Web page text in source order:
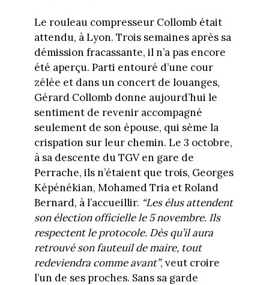
Le rouleau compresseur Collomb était
attendu, à Lyon. Trois semaines après sa
démission fracassante, il n’a pas encore
été aperçu. Parti entouré d’une cour
zélée et dans un concert de louanges,
Gérard Collomb donne aujourd’hui le
sentiment de revenir accompagné
seulement de son épouse, qui sème la
crispation sur leur chemin. Le 3 octobre,
à sa descente du TGV en gare de
Perrache, ils n’étaient que trois, Georges
Képénékian, Mohamed Tria et Roland
Bernard, à l’accueillir. “Les élus attendent
son élection officielle le 5 novembre. Ils
respectent le protocole. Dès qu’il aura
retrouvé son fauteuil de maire, tout
redeviendra comme avant”, veut croire
l’un de ses proches. Sans sa garde